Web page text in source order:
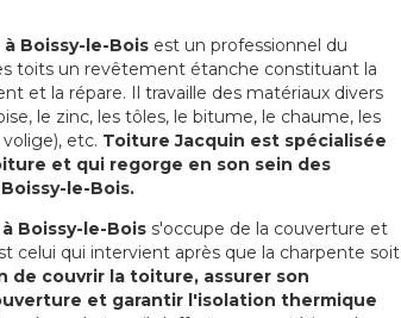
Boissy-le-Bois est un professionnel du
toits un revêtement étanche constituant la
et la répare. Il travaille des matériaux divers
le zinc, les tôles, le bitume, le chaume, les
etc. Toiture Jacquin est spécialisée
et qui regorge en son sein des
le-Bois.
Boissy-le-Bois s'occupe de la couverture et
celui qui intervient après que la charpente soit
de couvrir la toiture, assurer son
et garantir l'isolation thermique